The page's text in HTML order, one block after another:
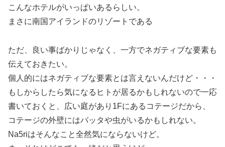
こんなホテルがいっぱいあるらしい。
まさに南国アイランドのリゾートである
ただ、良い事ばかりじゃなく、一方でネガティブな要素も
伝えておきたい。
個人的にはネガティブな要素とは言えないんだけど・・・
もしからしたら気になるヒトが居るかもしれないので一応
書いておくと、広い庭があり1Fにあるコテージだから、
コテージの外壁にはバッタや虫がいるかもしれない。
Na5riはそんなこと全然気にならないけど。